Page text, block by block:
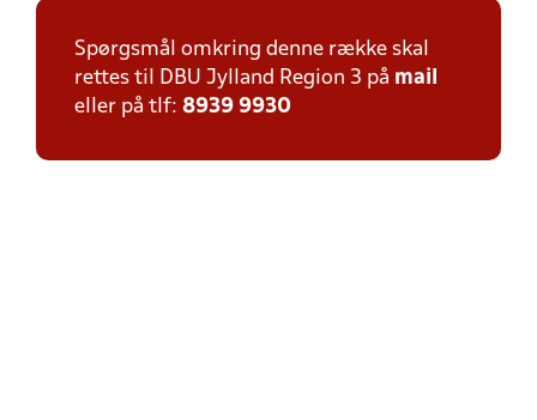
Spørgsmål omkring denne række skal
rettes til DBU Jylland Region 3 på mail
eller på tlf: 8939 9930